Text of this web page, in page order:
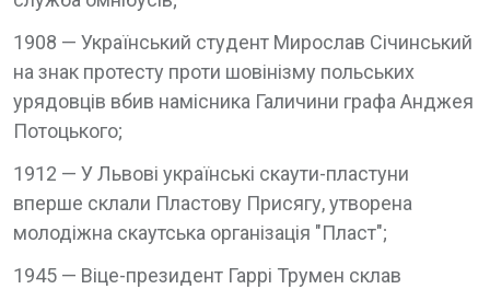
1908 — Український студент Мирослав Січинський
на знак протесту проти шовінізму польських
урядовців вбив намісника Галичини графа Анджея
Потоцького;
1912 — У Львові українські скаути-пластуни
вперше склали Пластову Присягу, утворена
молодіжна скаутська організація "Пласт";
1945 — Віце-президент Гаррі Трумен склав